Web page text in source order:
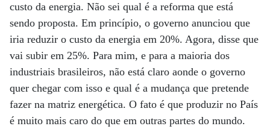
custo da energia. Não sei qual é a reforma que está
sendo proposta. Em princípio, o governo anunciou que
iria reduzir o custo da energia em 20%. Agora, disse que
vai subir em 25%. Para mim, e para a maioria dos
industriais brasileiros, não está claro aonde o governo
quer chegar com isso e qual é a mudança que pretende
fazer na matriz energética. O fato é que produzir no País
é muito mais caro do que em outras partes do mundo.